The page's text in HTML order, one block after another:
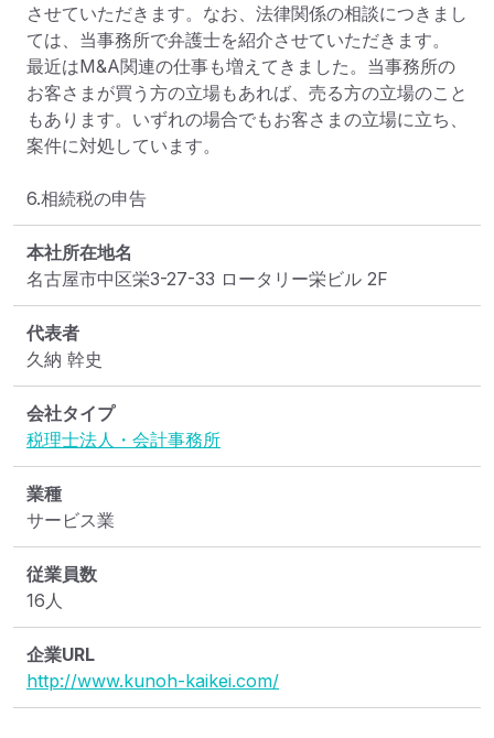
させていただきます。なお、法律関係の相談につきまし
ては、当事務所で弁護士を紹介させていただきます。
最近はM&A関連の仕事も増えてきました。当事務所の
お客さまが買う方の立場もあれば、売る方の立場のこと
もあります。いずれの場合でもお客さまの立場に立ち、
案件に対処しています。
6.相続税の申告
本社所在地名
名古屋市中区栄3-27-33 ロータリー栄ビル 2F
代表者
久納 幹史
会社タイプ
税理士法人・会計事務所
業種
サービス業
従業員数
16人
企業URL
http://www.kunoh-kaikei.com/